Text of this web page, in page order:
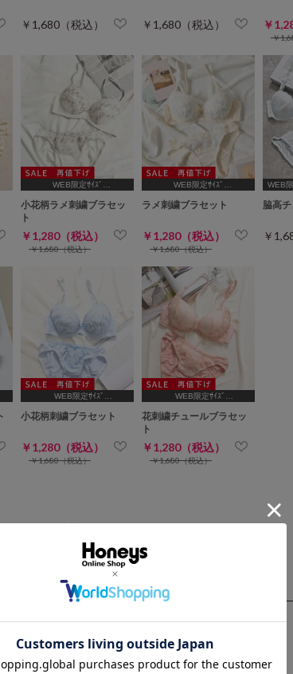
￥1,680（税込） ￥1,680（税込） ￥
￥
WEB限定ｻｲｽﾞ
小花柄ラメ刺繍ブラセッ
ト
￥1,280（税込）
￥1,680（税込）
WEB限定ｻｲｽﾞ
ラメ刺繍ブラセット
￥1,280（税込）
￥1,680（税込）
WEB
脇高
￥
WEB限定ｻｲｽﾞ
小花柄刺繍ブラセット
￥1,280（税込）
￥1,680（税込）
WEB限定ｻｲｽﾞ
花刺繍チュールブラセッ
ト
￥1,280（税込）
￥1,680（税込）
ん。